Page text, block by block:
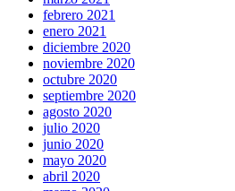
febrero 2021
enero 2021
diciembre 2020
noviembre 2020
octubre 2020
septiembre 2020
agosto 2020
julio 2020
junio 2020
mayo 2020
abril 2020